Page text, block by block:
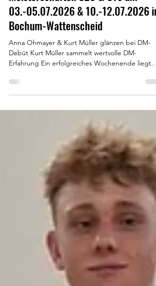
Pressebericht Deutsche
Meisterschaften U20 & U16 am
03.-05.07.2026 & 10.-12.07.2026 in
Bochum-Wattenscheid
Anna Ohmayer & Kurt Müller glänzen bei DM-
Debüt Kurt Müller sammelt wertvolle DM-
Leichtathletikverein. Bei den Deutschen
U18, die vom 3. bis 5. Juli 2026 in Bochum-
Wattenscheid ausgetragen wurden, vertrat er die
Farben seines Vereins über die 1.500m Distanz.
Bereits am Freitagabend standen die Vorläufe
über die 3 ¾ Stadionrunden auf dem Programm